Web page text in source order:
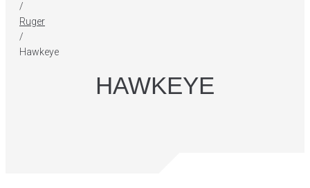
/
Ruger
/
Hawkeye
HAWKEYE